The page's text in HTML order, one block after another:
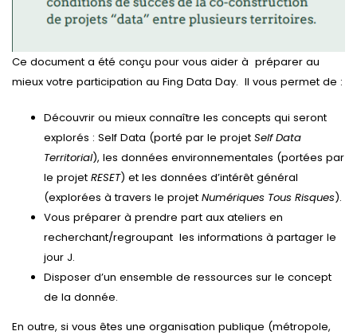
Ce document a été conçu pour vous aider à préparer au
mieux votre participation au Fing Data Day. Il vous permet de :
Découvrir ou mieux connaître les concepts qui seront
explorés : Self Data (porté par le projet Self Data
Territorial), les données environnementales (portées par
le projet RESET) et les données d’intérêt général
(explorées à travers le projet Numériques Tous Risques).
Vous préparer à prendre part aux ateliers en
recherchant/regroupant les informations à partager le
jour J.
Disposer d’un ensemble de ressources sur le concept
de la donnée.
En outre, si vous êtes une organisation publique (métropole,